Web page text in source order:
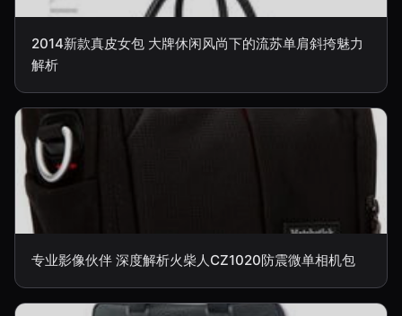
2014新款真皮女包 大牌休闲风尚下的流苏单肩斜挎魅力
解析
专业影像伙伴 深度解析火柴人CZ1020防震微单相机包